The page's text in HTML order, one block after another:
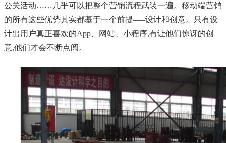
公关活动……几乎可以把整个营销流程武装一遍。移动端营销
的所有这些优势其实都基于一个前提—–设计和创意。只有设
计出用户真正喜欢的App、网站、小程序,有让他们惊讶的创
意,他们才会不断点阅。